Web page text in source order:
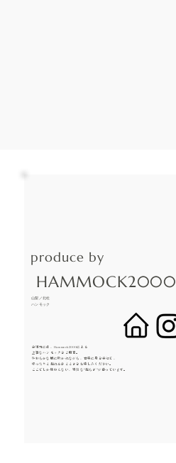
produce by
山梨／北杜
HAMMOCK2000
ハンモック
会場内には、Hammock2000による
上質なハンモックをご用意。
やわらかな風に吹かれながら、音楽に身を委ねて、
ゆったりと揺れるひとときをお楽しみください。
ここでしか味わえない、特別な“揺らぎ”が待っています。